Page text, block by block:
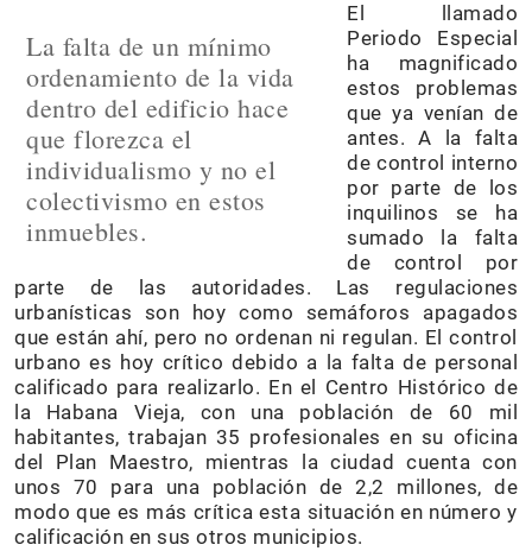
La falta de un mínimo
ordenamiento de la vida
dentro del edificio hace
que florezca el
individualismo y no el
colectivismo en estos
inmuebles.
El llamado
Periodo Especial
ha magnificado
estos problemas
que ya venían de
antes. A la falta
de control interno
por parte de los
inquilinos se ha
sumado la falta
de control por
parte de las autoridades. Las regulaciones
urbanísticas son hoy como semáforos apagados
que están ahí, pero no ordenan ni regulan. El control
urbano es hoy crítico debido a la falta de personal
calificado para realizarlo. En el Centro Histórico de
la Habana Vieja, con una población de 60 mil
habitantes, trabajan 35 profesionales en su oficina
del Plan Maestro, mientras la ciudad cuenta con
unos 70 para una población de 2,2 millones, de
modo que es más crítica esta situación en número y
calificación en sus otros municipios.